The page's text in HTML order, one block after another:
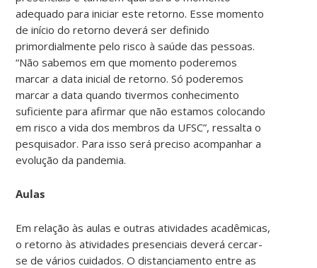
adequado para iniciar este retorno. Esse momento
de início do retorno deverá ser definido
primordialmente pelo risco à saúde das pessoas.
“Não sabemos em que momento poderemos
marcar a data inicial de retorno. Só poderemos
marcar a data quando tivermos conhecimento
suficiente para afirmar que não estamos colocando
em risco a vida dos membros da UFSC”, ressalta o
pesquisador. Para isso será preciso acompanhar a
evolução da pandemia.
Aulas
Em relação às aulas e outras atividades acadêmicas,
o retorno às atividades presenciais deverá cercar-
se de vários cuidados. O distanciamento entre as